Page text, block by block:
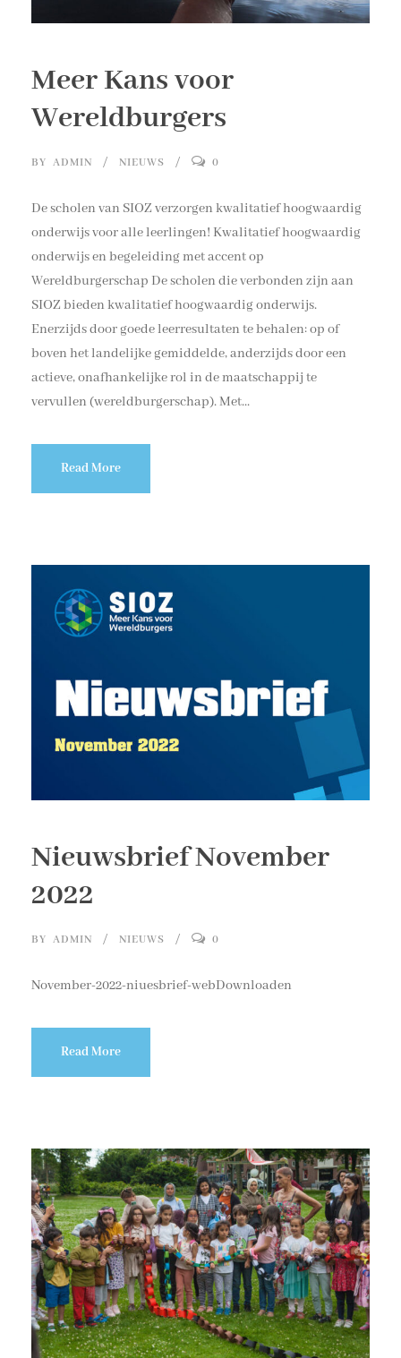
Meer Kans voor
Wereldburgers
BY ADMIN NIEUWS 0
De scholen van SIOZ verzorgen kwalitatief hoogwaardig
onderwijs voor alle leerlingen! Kwalitatief hoogwaardig
onderwijs en begeleiding met accent op
Wereldburgerschap De scholen die verbonden zijn aan
SIOZ bieden kwalitatief hoogwaardig onderwijs.
Enerzijds door goede leerresultaten te behalen: op of
boven het landelijke gemiddelde, anderzijds door een
actieve, onafhankelijke rol in de maatschappij te
vervullen (wereldburgerschap). Met...
Read More
Nieuwsbrief November
2022
BY ADMIN NIEUWS 0
November-2022-niuesbrief-webDownloaden
Read More